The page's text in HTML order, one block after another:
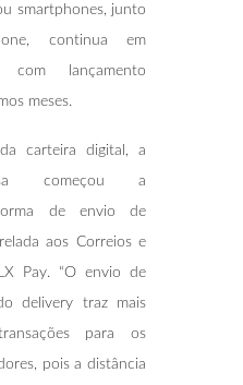
smartphones, junto
continua em
com lançamento
meses.
carteira digital, a
começou a
de envio de
aos Correios e
Pay. “O envio de
delivery traz mais
para os
pois a distância